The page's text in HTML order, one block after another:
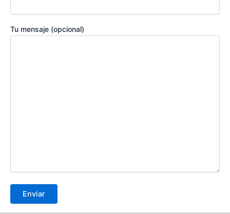
Tu mensaje (opcional)